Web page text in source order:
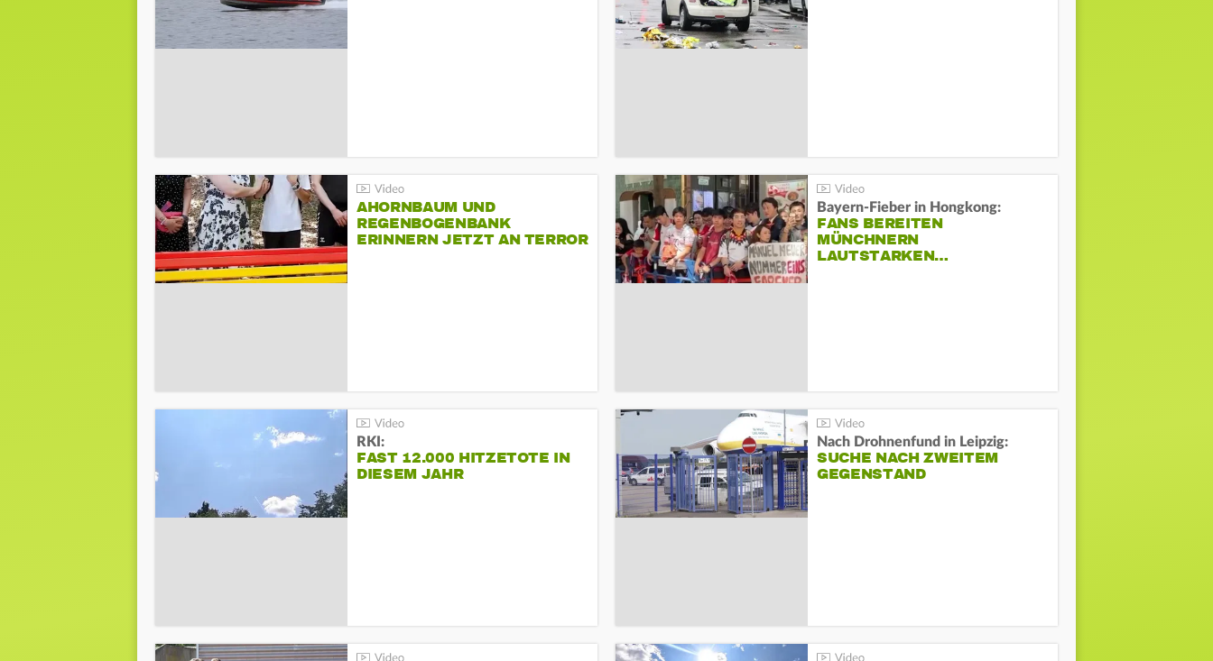
AHORNBAUM UND
REGENBOGENBANK
ERINNERN JETZT AN TERROR
Bayern-Fieber in Hongkong:
FANS BEREITEN
MÜNCHNERN
LAUTSTARKEN…
RKI:
FAST 12.000 HITZETOTE IN
DIESEM JAHR
Nach Drohnenfund in Leipzig:
SUCHE NACH ZWEITEM
GEGENSTAND